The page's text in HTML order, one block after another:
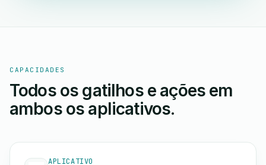
CAPACIDADES
Todos os gatilhos e ações em
ambos os aplicativos.
APLICATIVO